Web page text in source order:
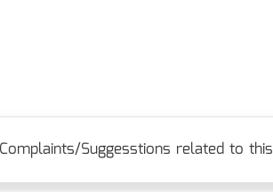
Suggesstions related to